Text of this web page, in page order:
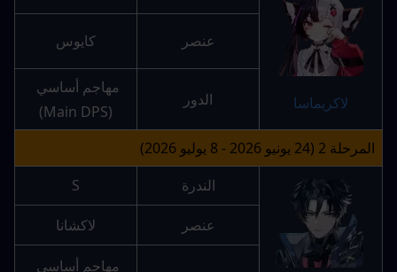
لاكريماسا
عنصر كايوس
الدور
(Main DPS)
المرحلة 2 (24 يونيو 2026 - 8 يوليو 2026)
الندرة S
عنصر لاكشانا